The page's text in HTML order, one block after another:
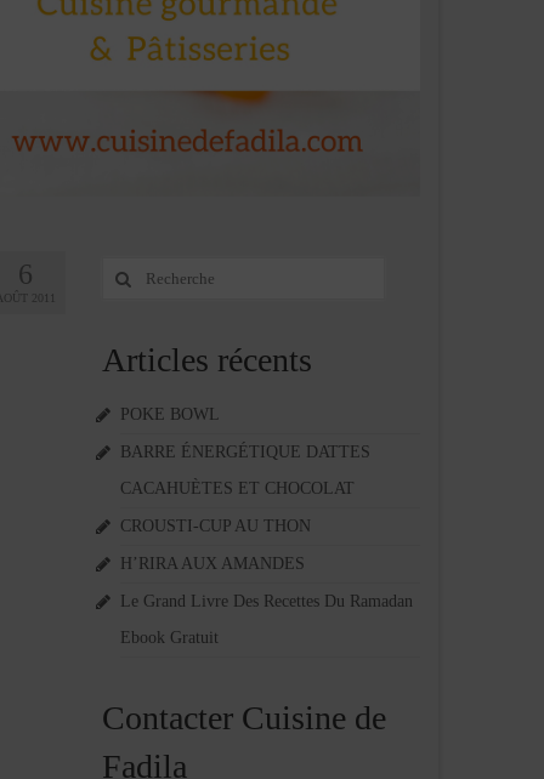
6
AOÛT 2011
Rechercher
Articles récents
POKE BOWL
BARRE ÉNERGÉTIQUE DATTES
CACAHUÈTES ET CHOCOLAT
CROUSTI-CUP AU THON
H’RIRA AUX AMANDES
Le Grand Livre Des Recettes Du Ramadan
Ebook Gratuit
Contacter Cuisine de
Fadila